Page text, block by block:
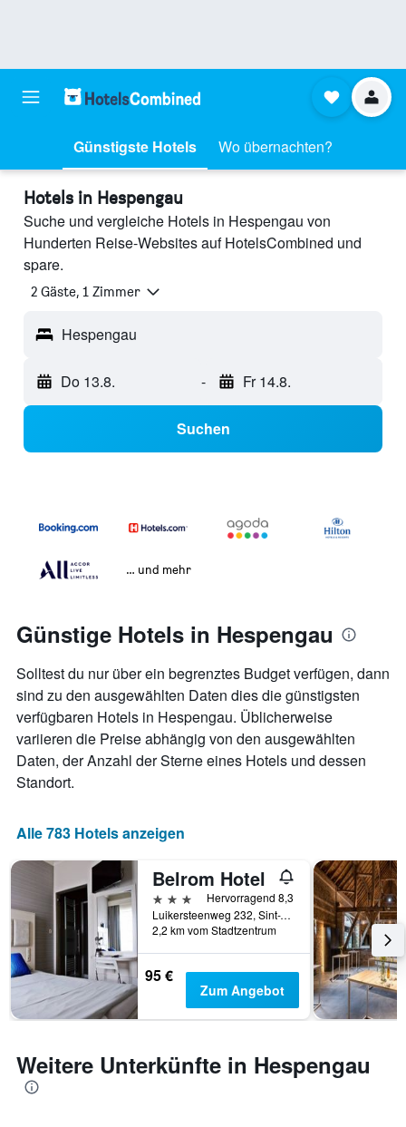
Günstigste Hotels Wo übernachten?
Hotels in Hespengau
Suche und vergleiche Hotels in Hespengau von
Hunderten Reise-Websites auf HotelsCombined und
spare.
2 Gäste, 1 Zimmer
Hespengau
Do 13.8. - Fr 14.8.
Suchen
… und mehr
Günstige Hotels in Hespengau
Solltest du nur über ein begrenztes Budget verfügen, dann
sind zu den ausgewählten Daten dies die günstigsten
verfügbaren Hotels in Hespengau. Üblicherweise
variieren die Preise abhängig von den ausgewählten
Daten, der Anzahl der Sterne eines Hotels und dessen
Standort.
Alle 783 Hotels anzeigen
Belrom Hotel
3 Sterne
Hervorragend 8,3
Luikersteenweg 232, Sint-Truiden, Belgien
2,2 km vom Stadtzentrum
95 €
Zum Angebot
Weitere Unterkünfte in Hespengau